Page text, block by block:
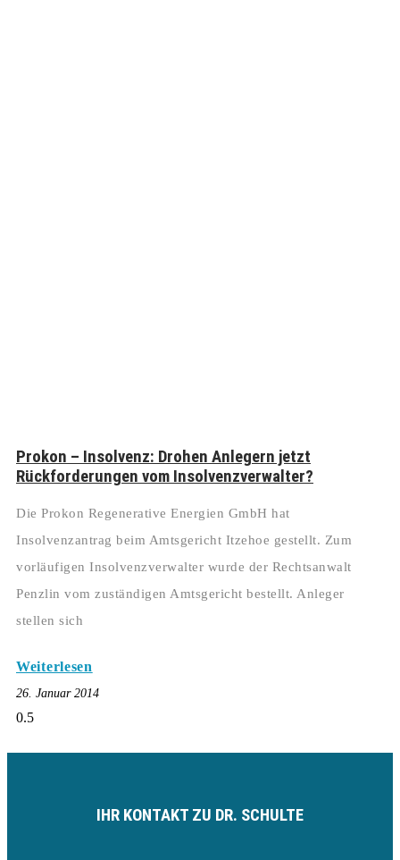
Prokon – Insolvenz: Drohen Anlegern jetzt
Rückforderungen vom Insolvenzverwalter?
Die Prokon Regenerative Energien GmbH hat
Insolvenzantrag beim Amtsgericht Itzehoe gestellt. Zum
vorläufigen Insolvenzverwalter wurde der Rechtsanwalt
Penzlin vom zuständigen Amtsgericht bestellt. Anleger
stellen sich
Weiterlesen
26. Januar 2014
IHR KONTAKT ZU DR. SCHULTE